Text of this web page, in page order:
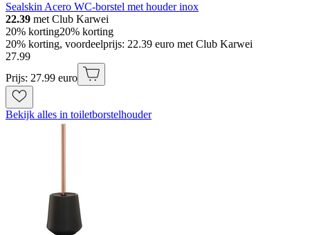
Sealskin Acero WC-borstel met houder inox
22.39 met Club Karwei
20% korting20% korting
20% korting, voordeelprijs: 22.39 euro met Club Karwei
27.99
Prijs: 27.99 euro
Bekijk alles in toiletborstelhouder